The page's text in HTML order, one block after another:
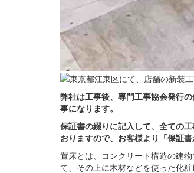
弊社は工事後、専門工事協会発行
事になります。
保証書の綴りに記入して、全ての
おりますので、お客様より「保証
置床とは、コンクリート構造の建
て、その上に木材などを使った化